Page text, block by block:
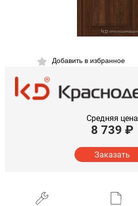
Добавить в избранное
Средняя цена
8 739 ₽
Заказать